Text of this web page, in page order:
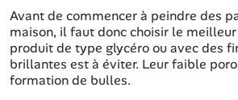
Avant de commencer à peindre des
maison, il faut donc choisir le
produit de type glycéro ou avec des
brillantes est à éviter. Leur faible
formation de bulles.